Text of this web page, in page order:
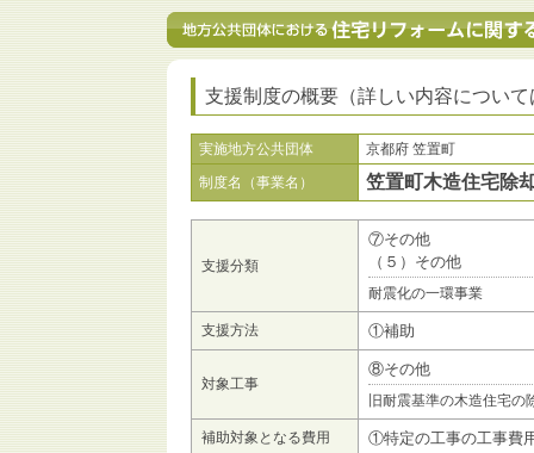
支援制度の概要（詳しい内容につい
実施地方公共団体
京都府 笠置町
制度名（事業名）
笠置町木造住宅除
支援分類
⑦その他
（５）その他
耐震化の一環事業
支援方法 ①補助
対象工事
⑧その他
旧耐震基準の木造住宅の
補助対象となる費用 ①特定の工事の工事費